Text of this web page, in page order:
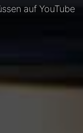
auf YouTube